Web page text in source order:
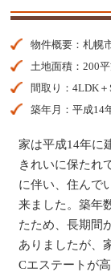
物件概要：札幌
土地面積：200
間取り：4LDK＋
築年月：平成14
家は平成14年に
きれいに保たれ
に伴い、住んで
来ました。築年
たため、長期間
ありましたが、
Cエステートが